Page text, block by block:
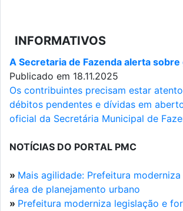
INFORMATIVOS
A Secretaria de Fazenda alerta sobre
Publicado em 18.11.2025
Os contribuintes precisam estar
débitos pendentes e dívidas em
oficial da Secretária Municipal de
NOTÍCIAS DO PORTAL PMC
» Mais agilidade: Prefeitura
área de planejamento urbano
» Prefeitura moderniza legislação e